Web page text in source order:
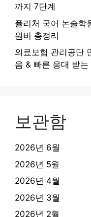
까지 7단계
퓰리처 국어 논술학
원비 총정리
의료보험 관리공단
음 & 빠른 응대 받는
보관함
2026년 6월
2026년 5월
2026년 4월
2026년 3월
2026년 2월